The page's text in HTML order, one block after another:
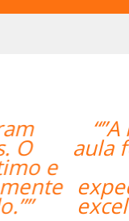
minha
ótima, foi
das minhas
Ele